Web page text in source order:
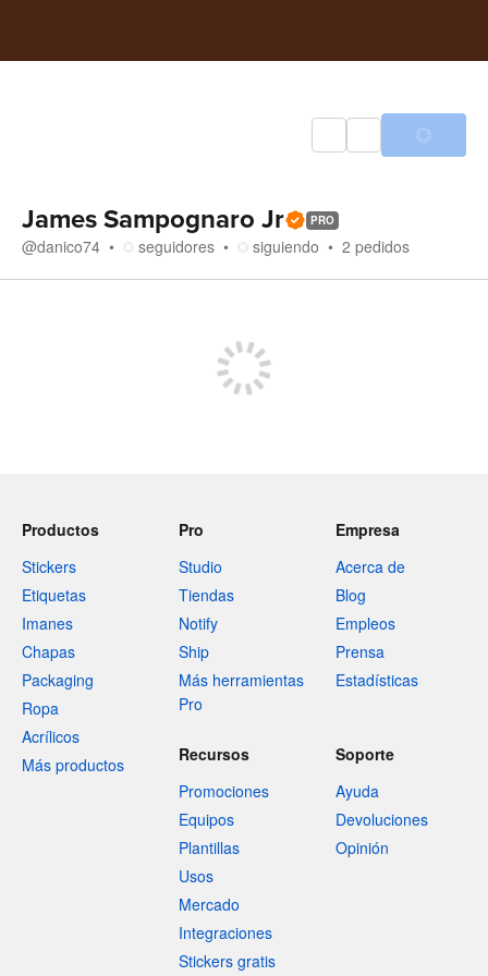
James Sampognaro Jr PRO
@danico74 seguidores siguiendo 2 pedidos
Productos
Stickers
Etiquetas
Imanes
Chapas
Packaging
Ropa
Acrílicos
Más productos
Pro
Studio
Tiendas
Notify
Ship
Más herramientas
Pro
Empresa
Acerca de
Blog
Empleos
Prensa
Estadísticas
Recursos
Promociones
Equipos
Plantillas
Usos
Mercado
Integraciones
Stickers gratis
Soporte
Ayuda
Devoluciones
Opinión